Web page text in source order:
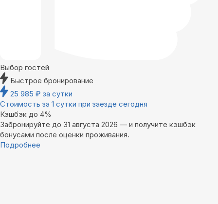
Выбор гостей
Быстрое бронирование
25 985 ₽ за сутки
Стоимость за 1 сутки при заезде сегодня
Кэшбэк до 4%
Забронируйте до 31 августа 2026 — и получите кэшбэк
бонусами после оценки проживания.
Подробнее